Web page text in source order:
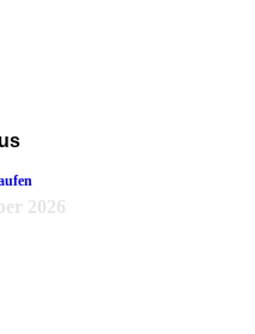
2026